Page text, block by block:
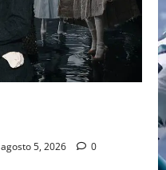
agosto 5, 2026 0